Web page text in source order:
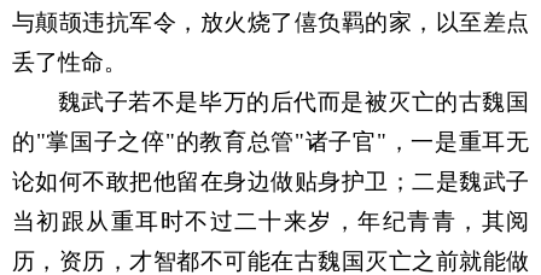
与颠颉违抗军令，放火烧了僖负羁的家，以至差点
丢了性命。
魏武子若不是毕万的后代而是被灭亡的古魏国
的"掌国子之倅"的教育总管"诸子官" ，一是重耳无
论如何不敢把他留在身边做贴身护卫；二是魏武子
当初跟从重耳时不过二十来岁，年纪青青，其阅
历，资历，才智都不可能在古魏国灭亡之前就能做